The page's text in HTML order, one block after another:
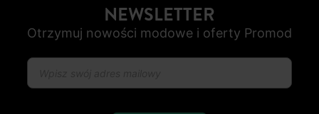
NEWSLETTER
Otrzymuj nowości modowe i oferty Promod